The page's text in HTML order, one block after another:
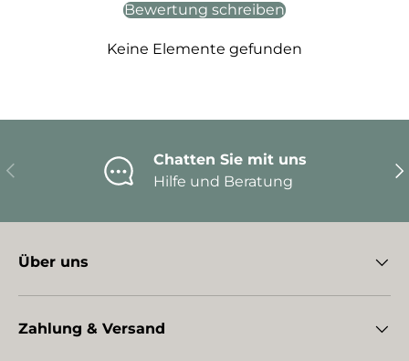
Bewertung schreiben
Keine Elemente gefunden
Vorherige
Chatten Sie mit uns
Hilfe und Beratung
Über uns
Zahlung & Versand